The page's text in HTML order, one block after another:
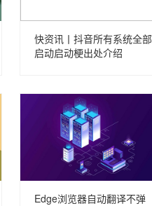
快资讯丨抖音所有系统全部
启动启动梗出处介绍
Edge浏览器自动翻译不弹